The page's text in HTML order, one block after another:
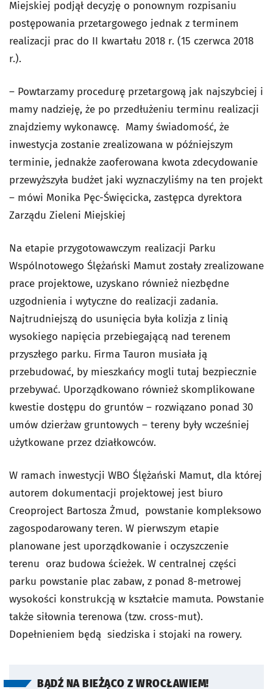
Miejskiej podjął decyzję o ponownym rozpisaniu
postępowania przetargowego jednak z terminem
realizacji prac do II kwartału 2018 r. (15 czerwca 2018
r.).
– Powtarzamy procedurę przetargową jak najszybciej i
mamy nadzieję, że po przedłużeniu terminu realizacji
znajdziemy wykonawcę. Mamy świadomość, że
inwestycja zostanie zrealizowana w późniejszym
terminie, jednakże zaoferowana kwota zdecydowanie
przewyższyła budżet jaki wyznaczyliśmy na ten projekt
– mówi Monika Pęc-Święcicka, zastępca dyrektora
Zarządu Zieleni Miejskiej
Na etapie przygotowawczym realizacji Parku
Wspólnotowego Ślężański Mamut zostały zrealizowane
prace projektowe, uzyskano również niezbędne
uzgodnienia i wytyczne do realizacji zadania.
Najtrudniejszą do usunięcia była kolizja z linią
wysokiego napięcia przebiegającą nad terenem
przyszłego parku. Firma Tauron musiała ją
przebudować, by mieszkańcy mogli tutaj bezpiecznie
przebywać. Uporządkowano również skomplikowane
kwestie dostępu do gruntów – rozwiązano ponad 30
umów dzierżaw gruntowych – tereny były wcześniej
użytkowane przez działkowców.
W ramach inwestycji WBO Ślężański Mamut, dla której
autorem dokumentacji projektowej jest biuro
Creoproject Bartosza Żmud, powstanie kompleksowo
zagospodarowany teren. W pierwszym etapie
planowane jest uporządkowanie i oczyszczenie
terenu oraz budowa ścieżek. W centralnej części
parku powstanie plac zabaw, z ponad 8-metrowej
wysokości konstrukcją w kształcie mamuta. Powstanie
także siłownia terenowa (tzw. cross-mut).
Dopełnieniem będą siedziska i stojaki na rowery.
BĄDŹ NA BIEŻĄCO Z WROCŁAWIEM!